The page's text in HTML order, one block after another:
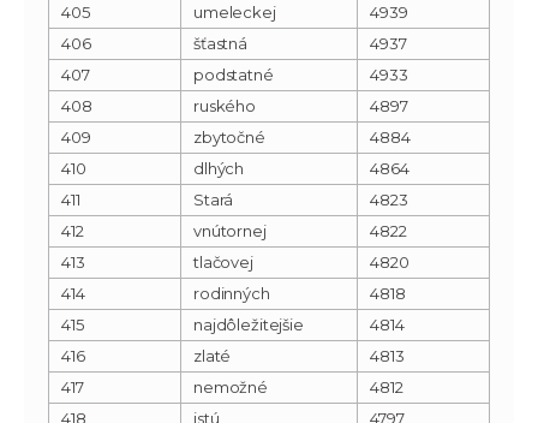
405
umeleckej
4939
406
šťastná
4937
407
podstatné
4933
408
ruského
4897
409
zbytočné
4884
410
dlhých
4864
411
Stará
4823
412
vnútornej
4822
413
tlačovej
4820
414
rodinných
4818
415
najdôležitejšie
4814
416
zlaté
4813
417
nemožné
4812
418
istú 4797